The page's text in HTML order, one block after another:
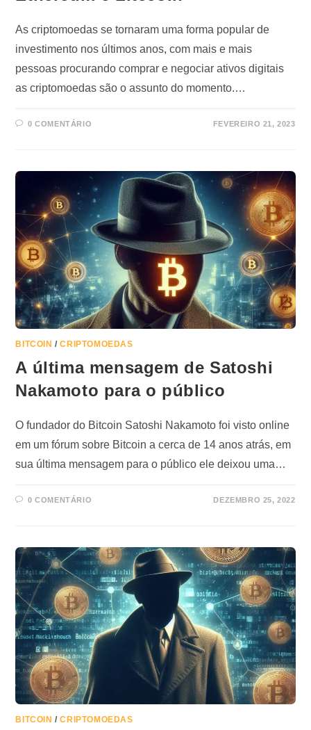
As criptomoedas se tornaram uma forma popular de
investimento nos últimos anos, com mais e mais
pessoas procurando comprar e negociar ativos digitais
as criptomoedas são o assunto do momento.…
0 COMENTÁRIO FEVEREIRO 21, 2023
BITCOIN /CRIPTOMOEDAS
A última mensagem de Satoshi
Nakamoto para o público
O fundador do Bitcoin Satoshi Nakamoto foi visto online
em um fórum sobre Bitcoin a cerca de 14 anos atrás, em
sua última mensagem para o público ele deixou uma…
0 COMENTÁRIO DEZEMBRO 25, 2022
BITCOIN /CRIPTOMOEDAS